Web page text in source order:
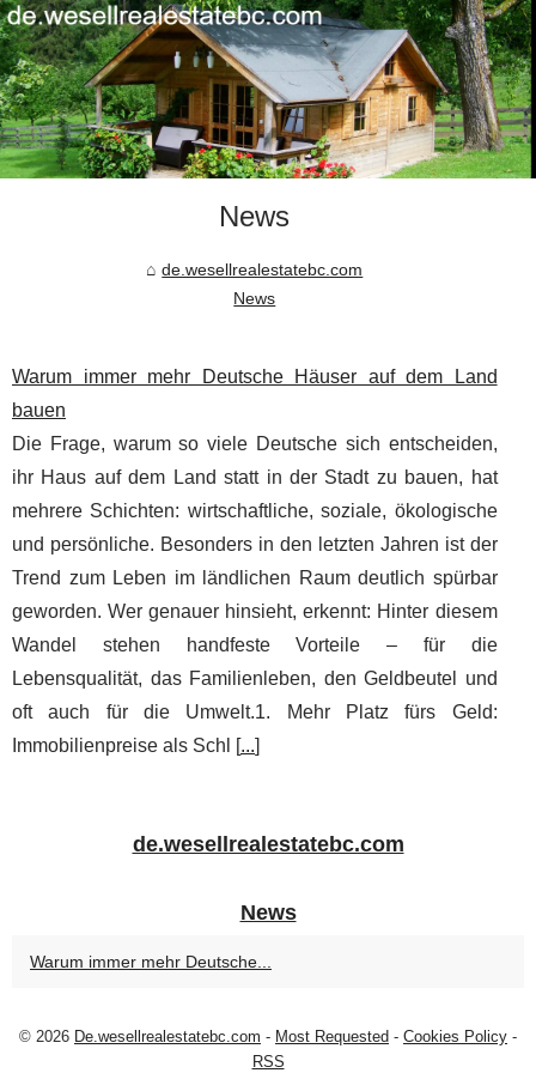
News
de.wesellrealestatebc.com
News
Warum immer mehr Deutsche Häuser auf dem Land
bauen
Die Frage, warum so viele Deutsche sich entscheiden,
ihr Haus auf dem Land statt in der Stadt zu bauen, hat
mehrere Schichten: wirtschaftliche, soziale, ökologische
und persönliche. Besonders in den letzten Jahren ist der
Trend zum Leben im ländlichen Raum deutlich spürbar
geworden. Wer genauer hinsieht, erkennt: Hinter diesem
Wandel stehen handfeste Vorteile – für die
Lebensqualität, das Familienleben, den Geldbeutel und
oft auch für die Umwelt.1. Mehr Platz fürs Geld:
Immobilienpreise als Schl [...]
de.wesellrealestatebc.com
News
Warum immer mehr Deutsche...
© 2026 De.wesellrealestatebc.com - Most Requested - Cookies Policy -
RSS